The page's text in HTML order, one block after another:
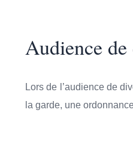
Audience
Lors de l’audience de
la garde, une